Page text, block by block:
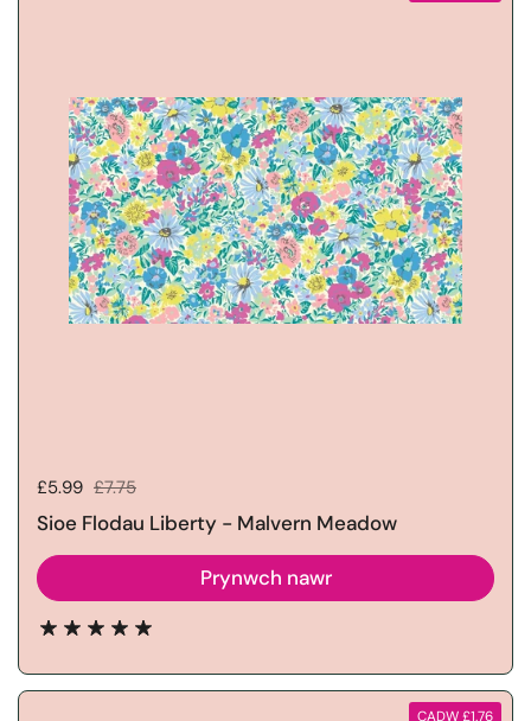
Pris gwerthu:
£5.99 Pris rheolaidd:
£7.75
Sioe Flodau Liberty - Malvern Meadow
Prynwch nawr
CADW £1.76